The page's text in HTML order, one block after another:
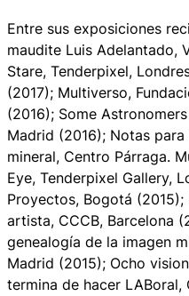
Entre sus exposiciones
maudite Luis Adelantado,
Stare, Tenderpixel,
(2017); Multiverso,
(2016); Some
Madrid (2016); Notas para
mineral, Centro Párraga.
Eye, Tenderpixel Gallery,
Proyectos, Bogotá (2015);
artista, CCCB, Barcelona
genealogía de la imagen
Madrid (2015); Ocho
termina de hacer LABoral,